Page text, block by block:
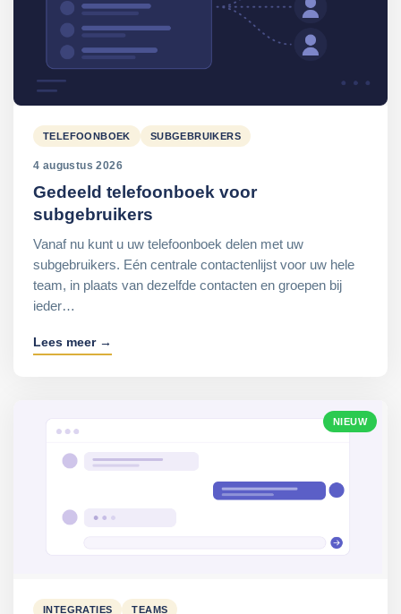
TELEFOONBOEK SUBGEBRUIKERS
4 augustus 2026
Gedeeld telefoonboek voor
subgebruikers
Vanaf nu kunt u uw telefoonboek delen met uw
subgebruikers. Eén centrale contactenlijst voor uw hele
team, in plaats van dezelfde contacten en groepen bij
ieder…
Lees meer →
NIEUW
INTEGRATIES TEAMS